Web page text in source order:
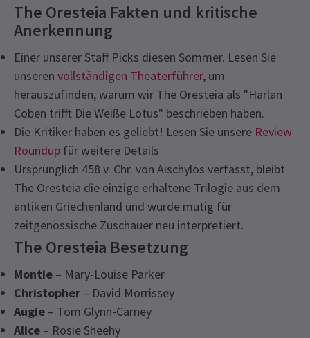
The Oresteia Fakten und kritische
Anerkennung
Einer unserer Staff Picks diesen Sommer. Lesen Sie
unseren vollständigen Theaterführer, um
herauszufinden, warum wir The Oresteia als "Harlan
Coben trifft Die Weiße Lotus" beschrieben haben.
Die Kritiker haben es geliebt! Lesen Sie unsere Review
Roundup für weitere Details
Ursprünglich 458 v. Chr. von Aischylos verfasst, bleibt
The Oresteia die einzige erhaltene Trilogie aus dem
antiken Griechenland und wurde mutig für
zeitgenössische Zuschauer neu interpretiert.
The Oresteia Besetzung
Montie – Mary-Louise Parker
Christopher – David Morrissey
Augie – Tom Glynn-Carney
Alice – Rosie Sheehy